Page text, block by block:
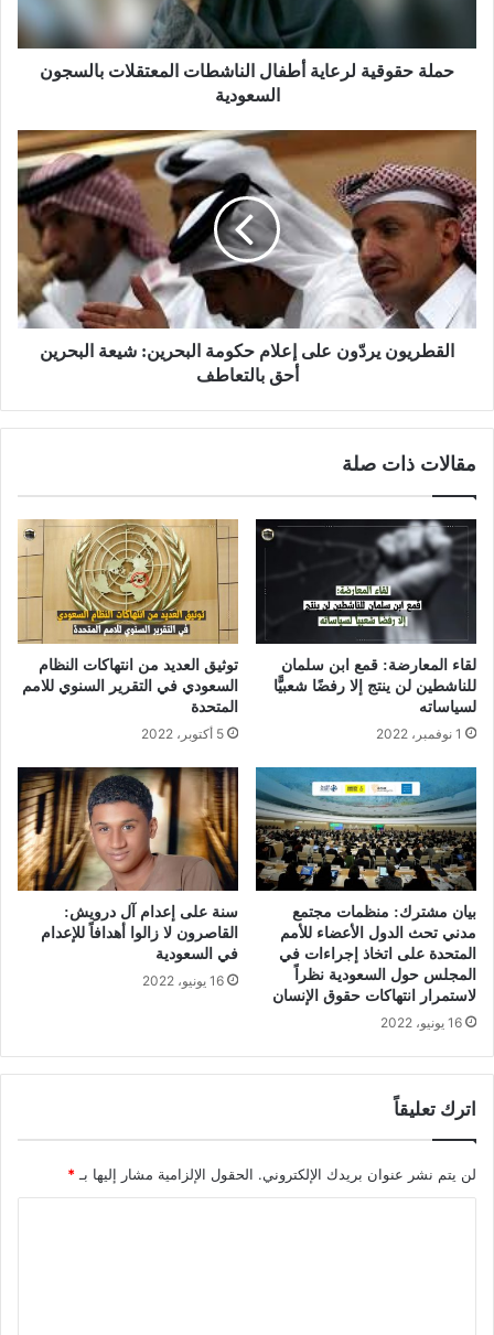
حملة حقوقية لرعاية أطفال الناشطات المعتقلات بالسجون
السعودية
القطريون يردّون على إعلام حكومة البحرين: شيعة البحرين
أحق بالتعاطف
مقالات ذات صلة
لقاء المعارضة: قمع ابن سلمان
للناشطين لن ينتج إلا رفضًا شعبيًّا
لسياساته
1 نوفمبر، 2022
توثيق العديد من انتهاكات النظام
السعودي في التقرير السنوي للامم
المتحدة
5 أكتوبر، 2022
بيان مشترك: منظمات مجتمع
مدني تحث الدول الأعضاء للأمم
المتحدة على اتخاذ إجراءات في
المجلس حول السعودية نظراً
لاستمرار انتهاكات حقوق الإنسان
16 يونيو، 2022
سنة على إعدام آل درويش:
القاصرون لا زالوا أهدافاً للإعدام
في السعودية
16 يونيو، 2022
اترك تعليقاً
لن يتم نشر عنوان بريدك الإلكتروني. الحقول الإلزامية مشار إليها بـ*